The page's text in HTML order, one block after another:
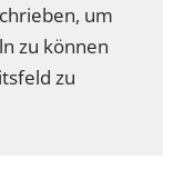
um
zu können
zu